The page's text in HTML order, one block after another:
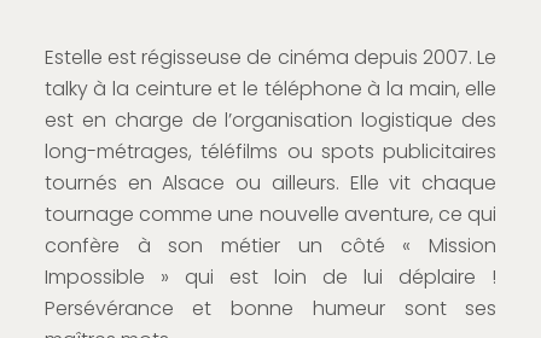
Estelle est régisseuse de cinéma depuis 2007. Le
talky à la ceinture et le téléphone à la main, elle
est en charge de l’organisation logistique des
long-métrages, téléfilms ou spots publicitaires
tournés en Alsace ou ailleurs. Elle vit chaque
tournage comme une nouvelle aventure, ce qui
confère à son métier un côté « Mission
Impossible » qui est loin de lui déplaire !
Persévérance et bonne humeur sont ses